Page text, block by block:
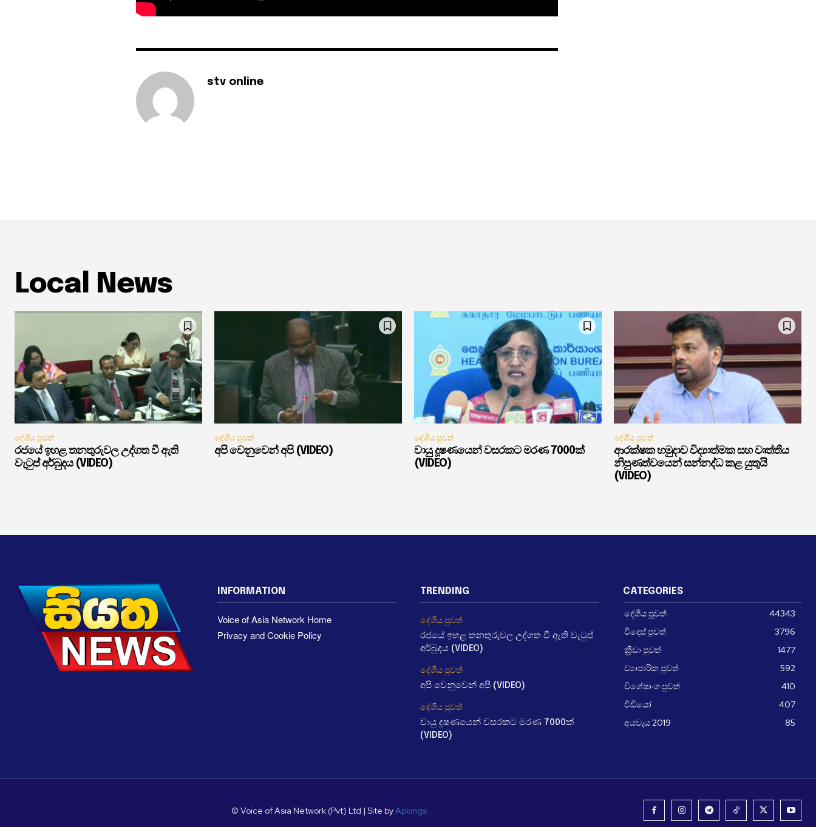
stv online
Local News
දේශීය පුවත්
රජයේ ඉහළ තනතුරුවල උද්ගත වී ඇති
වැටුප් අර්බුදය (VIDEO)
දේශීය පුවත්
අපි වෙනුවෙන් අපි (VIDEO)
දේශීය පුවත්
වායු දූෂණයෙන් වසරකට මරණ 7000ක්
(VIDEO)
දේශීය පුවත්
ආරක්ෂක හමුදාව විද්‍යාත්මක සහ වෘත්තීය
නිපුණත්වයෙන් සන්නද්ධ කළ යුතුයි
(VIDEO)
INFORMATION
Voice of Asia Network Home
Privacy and Cookie Policy
TRENDING
දේශීය පුවත්
රජයේ ඉහළ තනතුරුවල උද්ගත වී ඇති වැටුප්
අර්බුදය (VIDEO)
දේශීය පුවත්
අපි වෙනුවෙන් අපි (VIDEO)
දේශීය පුවත්
වායු දූෂණයෙන් වසරකට මරණ 7000ක්
(VIDEO)
CATEGORIES
දේශීය පුවත්
44343
විදෙස් පුවත්
3796
ක්‍රීඩා පුවත්
1477
ව්‍යාපාරික පුවත්
592
විශේෂාංග පුවත්
410
වීඩීයෝ
407
අයවැය 2019
85
© Voice of Asia Network (Pvt) Ltd | Site byApkings